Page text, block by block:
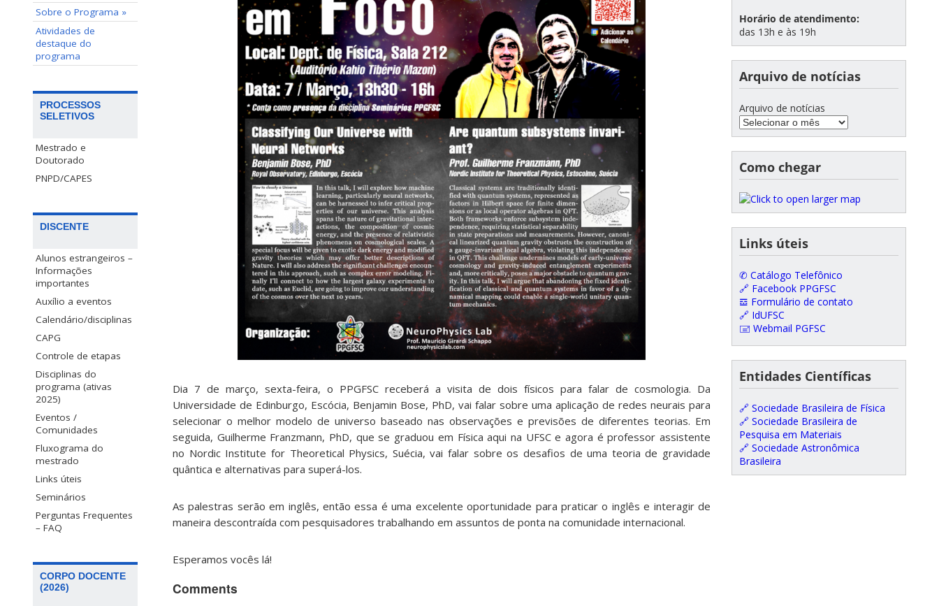
Sobre o Programa »
Atividades de
destaque do
programa
PROCESSOS
SELETIVOS
Mestrado e
Doutorado
PNPD/CAPES
DISCENTE
Alunos estrangeiros –
Informações
importantes
Auxílio a eventos
Calendário/disciplinas
CAPG
Controle de etapas
Disciplinas do
programa (ativas
2025)
Eventos /
Comunidades
Fluxograma do
mestrado
Links úteis
Seminários
Perguntas Frequentes
– FAQ
CORPO DOCENTE
(2026)
Dia 7 de março, sexta-feira, o PPGFSC receberá a visita de dois físicos para falar de cosmologia. Da
Universidade de Edinburgo, Escócia, Benjamin Bose, PhD, vai falar sobre uma aplicação de redes neurais para
selecionar o melhor modelo de universo baseado nas observações e previsões de diferentes teorias. Em
seguida, Guilherme Franzmann, PhD, que se graduou em Física aqui na UFSC e agora é professor assistente
no Nordic Institute for Theoretical Physics, Suécia, vai falar sobre os desafios de uma teoria de gravidade
quântica e alternativas para superá-los.
As palestras serão em inglês, então essa é uma excelente oportunidade para praticar o inglês e interagir de
maneira descontraída com pesquisadores trabalhando em assuntos de ponta na comunidade internacional.
Esperamos vocês lá!
Comments
Horário de atendimento:
das 13h e às 19h
Arquivo de notícias
Arquivo de notícias
Como chegar
Links úteis
✆ Catálogo Telefônico
🔗 Facebook PPGFSC
𝌕 Formulário de contato
🔗 IdUFSC
🖃 Webmail PGFSC
Entidades Científicas
🔗 Sociedade Brasileira de Física
🔗 Sociedade Brasileira de
Pesquisa em Materiais
🔗 Sociedade Astronômica
Brasileira